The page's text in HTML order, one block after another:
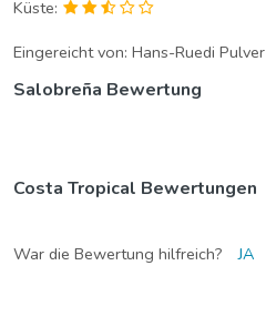
Küste:
Eingereicht von: Hans-Ruedi Pulver
Salobreña Bewertung
Costa Tropical Bewertungen
War die Bewertung hilfreich? JA